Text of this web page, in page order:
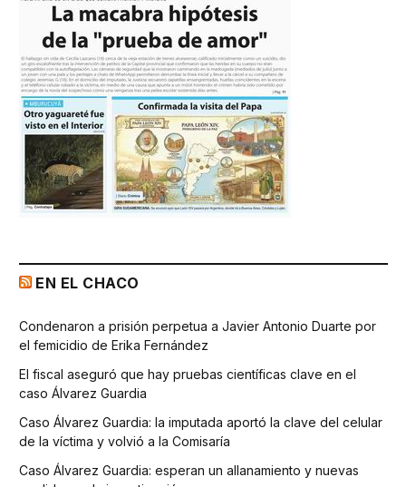
EN EL CHACO
Condenaron a prisión perpetua a Javier Antonio Duarte por
el femicidio de Erika Fernández
El fiscal aseguró que hay pruebas científicas clave en el
caso Álvarez Guardia
Caso Álvarez Guardia: la imputada aportó la clave del celular
de la víctima y volvió a la Comisaría
Caso Álvarez Guardia: esperan un allanamiento y nuevas